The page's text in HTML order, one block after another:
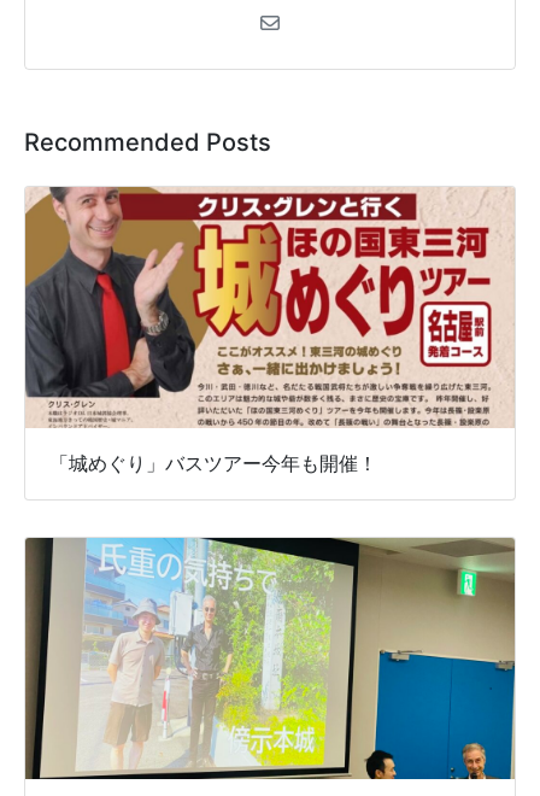
Recommended Posts
「城めぐり」バスツアー今年も開催！